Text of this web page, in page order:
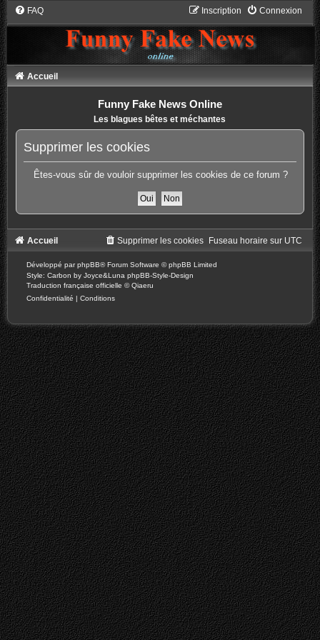
FAQ Connexion
Inscription
Accueil
Funny Fake News Online
Les blagues bêtes et méchantes
Supprimer les cookies
Êtes-vous sûr de vouloir supprimer les cookies de ce forum ?
Accueil Fuseau horaire sur UTC
Supprimer les cookies
Développé parphpBB® Forum Software © phpBB Limited
Style: Carbon by Joyce&Luna phpBB-Style-Design
Traduction française officielle ©Qiaeru
Confidentialité | Conditions